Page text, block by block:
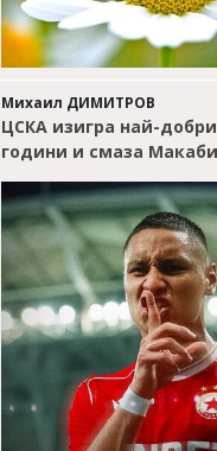
Михаил ДИМИТРОВ
ЦСКА изигра най-
години и смаза Макаби